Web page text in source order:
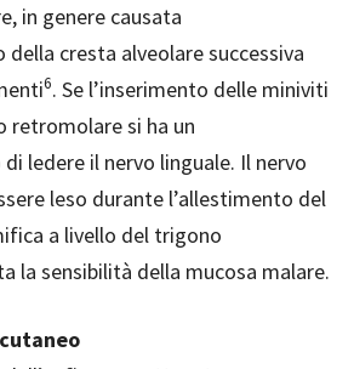
in genere causata
cresta alveolare successiva
6. Se l’inserimento delle miniviti
retromolare si ha un
ledere il nervo linguale. Il nervo
leso durante l’allestimento del
a livello del trigono
la sensibilità della mucosa malare.